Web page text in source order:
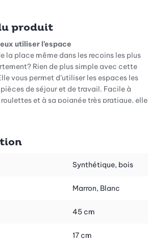
produit
utiliser l’espace
la place même dans les recoins les plus
Rien de plus simple avec cette
vous permet d’utiliser les espaces les
de séjour et de travail. Facile à
et à sa poignée très pratique, elle
simple
et les éléments s’emboîtent en un tour
restreints
vous en avez besoin. Peu profond, il se
Synthétique, bois
Marron, Blanc
45 cm
17 cm